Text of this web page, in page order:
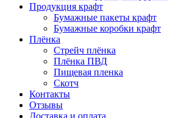
Продукция крафт
Бумажные пакеты крафт
Бумажные коробки крафт
Плёнка
Стрейч плёнка
Плёнка ПВД
Пищевая пленка
Скотч
Контакты
Отзывы
Доставка и оплата